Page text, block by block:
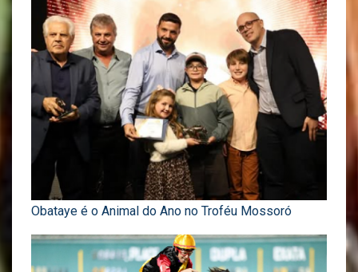
Obataye é o Animal do Ano no Troféu Mossoró